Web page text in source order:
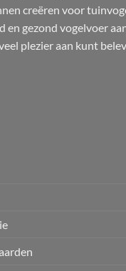
creëren voor
en gezond vogelvoer
plezier aan kunt